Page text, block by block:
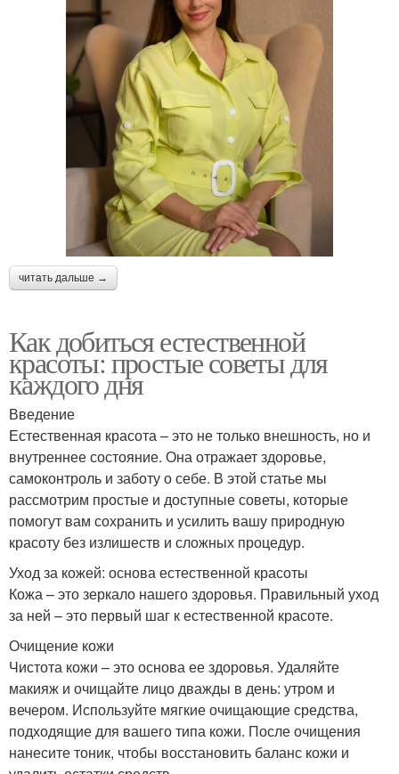
читать дальше →
Как добиться естественной
красоты: простые советы для
каждого дня
Введение
Естественная красота – это не только внешность, но и
внутреннее состояние. Она отражает здоровье,
самоконтроль и заботу о себе. В этой статье мы
рассмотрим простые и доступные советы, которые
помогут вам сохранить и усилить вашу природную
красоту без излишеств и сложных процедур.
Уход за кожей: основа естественной красоты
Кожа – это зеркало нашего здоровья. Правильный уход
за ней – это первый шаг к естественной красоте.
Очищение кожи
Чистота кожи – это основа ее здоровья. Удаляйте
макияж и очищайте лицо дважды в день: утром и
вечером. Используйте мягкие очищающие средства,
подходящие для вашего типа кожи. После очищения
нанесите тоник, чтобы восстановить баланс кожи и